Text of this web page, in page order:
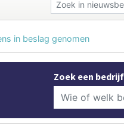
in beslag genomen
Zoek een